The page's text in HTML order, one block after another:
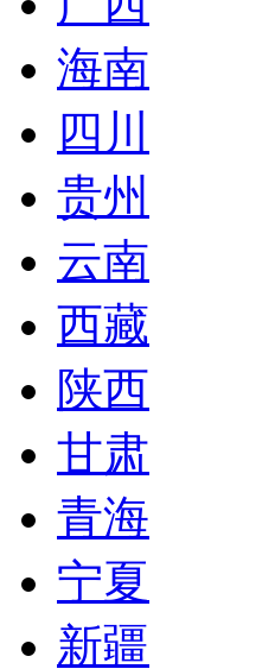
海南
四川
贵州
云南
西藏
陕西
甘肃
青海
宁夏
新疆